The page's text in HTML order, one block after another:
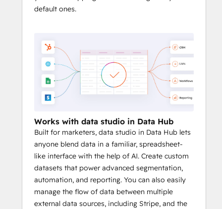
default ones.
Works with data studio in Data Hub
Built for marketers, data studio in Data Hub lets
anyone blend data in a familiar, spreadsheet-
like interface with the help of AI. Create custom
datasets that power advanced segmentation,
automation, and reporting. You can also easily
manage the flow of data between multiple
external data sources, including Stripe, and the